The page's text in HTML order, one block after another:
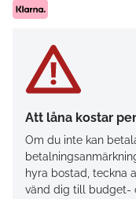
Att låna kostar
Om du inte kan
hyra bostad, teckna
vänd dig till budget-